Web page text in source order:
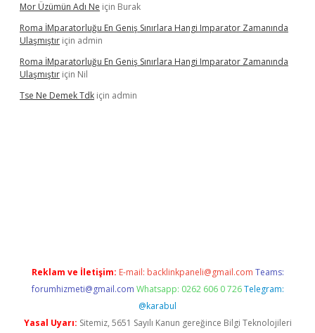
Mor Üzümün Adı Ne için Burak
Roma İMparatorluğu En Geniş Sınırlara Hangi Imparator Zamanında
Ulaşmıştır için admin
Roma İMparatorluğu En Geniş Sınırlara Hangi Imparator Zamanında
Ulaşmıştır için Nil
Tse Ne Demek Tdk için admin
Reklam ve İletişim: E-mail: backlinkpaneli@gmail.com Teams:
forumhizmeti@gmail.com Whatsapp: 0262 606 0 726 Telegram:
@karabul
Yasal Uyarı: Sitemiz, 5651 Sayılı Kanun gereğince Bilgi Teknolojileri